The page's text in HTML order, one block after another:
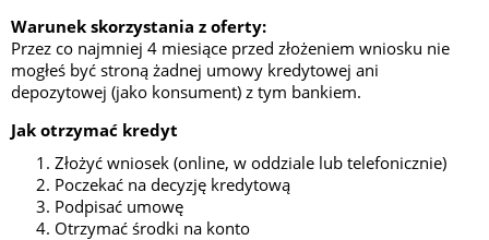
Warunek skorzystania z oferty:
Przez co najmniej 4 miesiące przed złożeniem wniosku nie
mogłeś być stroną żadnej umowy kredytowej ani
depozytowej (jako konsument) z tym bankiem.
Jak otrzymać kredyt
Złożyć wniosek (online, w oddziale lub telefonicznie)
Poczekać na decyzję kredytową
Podpisać umowę
Otrzymać środki na konto